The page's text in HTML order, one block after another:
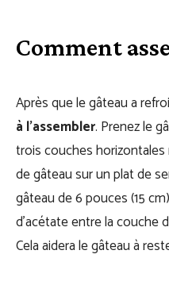
Comment
Après que le gâteau a
à l’assembler. Prenez le
trois couches horizontales
de gâteau sur un plat de
gâteau de 6 pouces (15
d’acétate entre la couche
Cela aidera le gâteau à